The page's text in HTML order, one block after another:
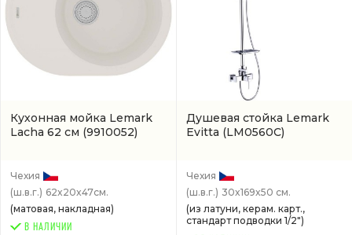
Кухонная мойка Lemark
Lacha 62 см (9910052)
Чехия
(ш.в.г.) 62x20x47см.
(матовая, накладная)
В НАЛИЧИИ
Душевая стойка Lemark
Evitta (LM0560C)
Чехия
(ш.в.г.) 30x169x50 см.
(из латуни, керам. карт.,
стандарт подводки 1/2")